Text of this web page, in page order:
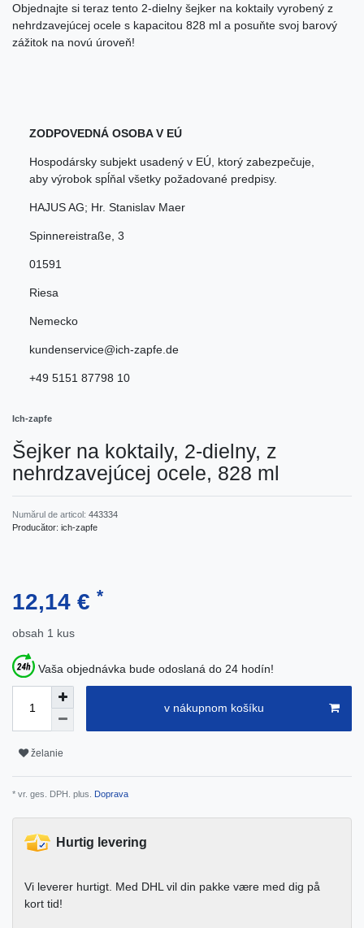
Objednajte si teraz tento 2-dielny šejker na koktaily vyrobený z
nehrdzavejúcej ocele s kapacitou 828 ml a posuňte svoj barový
zážitok na novú úroveň!
ZODPOVEDNÁ OSOBA V EÚ
Hospodársky subjekt usadený v EÚ, ktorý zabezpečuje,
aby výrobok spĺňal všetky požadované predpisy.
HAJUS AG; Hr. Stanislav Maer
Spinnereistraße 3
01591
Riesa
Nemecko
kundenservice@ich-zapfe.de
+49 5151 87798 10
Ich-zapfe
Šejker na koktaily, 2-dielny, z
nehrdzavejúcej ocele, 828 ml
Numărul de articol: 443334
Producător: ich-zapfe
12,14 € *
obsah 1 kus
Vaša objednávka bude odoslaná do 24 hodín!
v nákupnom košíku
želanie
* vr. ges. DPH. plus. Doprava
Hurtig levering
Vi leverer hurtigt. Med DHL vil din pakke være med dig på
kort tid!